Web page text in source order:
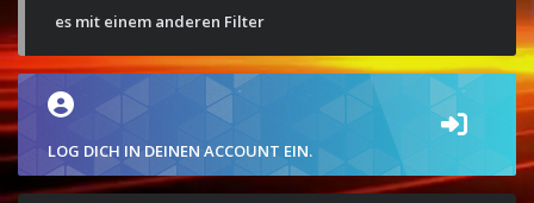
es mit einem anderen Filter
LOG DICH IN DEINEN ACCOUNT EIN.